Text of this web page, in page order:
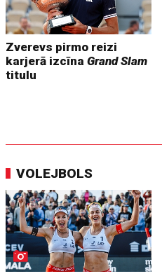
Zverevs pirmo reizi
karjerā izcīnaGrand Slam
titulu
VOLEJBOLS